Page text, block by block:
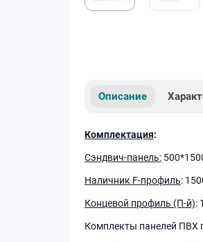
Описание
Комплектация:
Сэндвич-панель:
Наличник F-профиль:
Концевой профиль (П-й):
Комплекты панелей ПВХ